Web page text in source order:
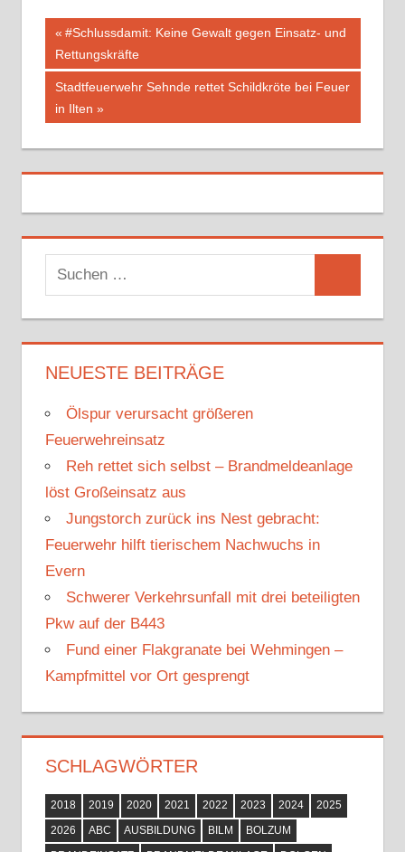
Beitragsnavigation
Vorheriger
Beitrag:
#Schlussdamit: Keine Gewalt gegen Einsatz- und
Rettungskräfte
Nächster
Beitrag:
Stadtfeuerwehr Sehnde rettet Schildkröte bei Feuer
in Ilten
u
c
h
e
a
h
c
NEUESTE BEITRÄGE
Ölspur verursacht größeren
Feuerwehreinsatz
Reh rettet sich selbst – Brandmeldeanlage
löst Großeinsatz aus
Jungstorch zurück ins Nest gebracht:
Feuerwehr hilft tierischem Nachwuchs in
Evern
Schwerer Verkehrsunfall mit drei beteiligten
Pkw auf der B443
Fund einer Flakgranate bei Wehmingen –
Kampfmittel vor Ort gesprengt
SCHLAGWÖRTER
2018 2019 2020 2021 2022 2023 2024
2025
2026
ABC AUSBILDUNG BILM
BOLZUM